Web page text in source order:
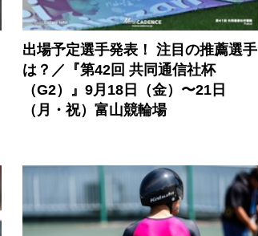
出場予定選手発表！ 注目の推薦選手
は？／『第42回 共同通信社杯
（G2）』9月18日（金）〜21日
（月・祝）富山競輪場